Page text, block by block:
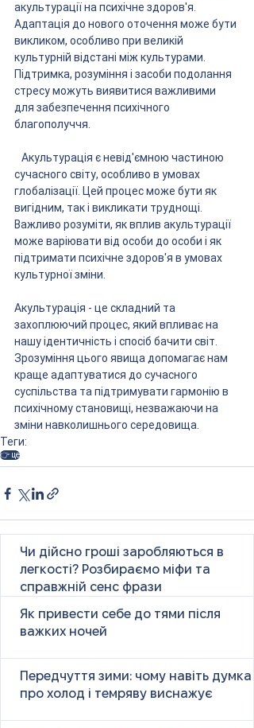
акультурації на психічне здоров'я.
Адаптація до нового оточення може бути
викликом, особливо при великій
культурній відстані між культурами.
Підтримка, розуміння і засоби подолання
стресу можуть виявитися важливими
для забезпечення психічного
благополуччя.
сучасного світу, особливо в умовах
глобалізації. Цей процес може бути як
вигідним, так і викликати труднощі.
Важливо розуміти, як вплив акультурації
може варіювати від особи до особи і як
підтримати психічне здоров'я в умовах
культурної зміни.
Акультурація - це складний та
захоплюючий процес, який впливає на
нашу ідентичність і спосіб бачити світ.
Зрозуміння цього явища допомагає нам
краще адаптуватися до сучасного
суспільства та підтримувати гармонію в
психічному становищі, незважаючи на
зміни навколишнього середовища.
Теги:
👉 це
Чи дійсно гроші заробляються в
легкості? Розбираємо міфи та
справжній сенс фрази
Як привести себе до тями після
важких ночей
Передчуття зими: чому навіть думка
про холод і темряву виснажує